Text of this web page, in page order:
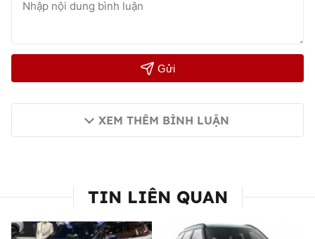
Gửi
XEM THÊM BÌNH LUẬN
TIN LIÊN QUAN